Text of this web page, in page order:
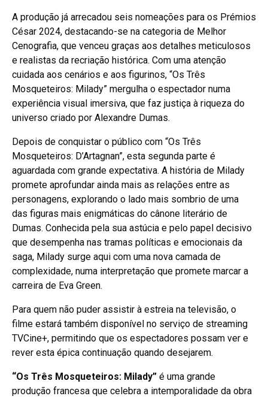
A produção já arrecadou seis nomeações para os Prémios
César 2024, destacando-se na categoria de Melhor
Cenografia, que venceu graças aos detalhes meticulosos
e realistas da recriação histórica. Com uma atenção
cuidada aos cenários e aos figurinos, “Os Três
Mosqueteiros: Milady” mergulha o espectador numa
experiência visual imersiva, que faz justiça à riqueza do
universo criado por Alexandre Dumas.
Depois de conquistar o público com “Os Três
Mosqueteiros: D’Artagnan”, esta segunda parte é
aguardada com grande expectativa. A história de Milady
promete aprofundar ainda mais as relações entre as
personagens, explorando o lado mais sombrio de uma
das figuras mais enigmáticas do cânone literário de
Dumas. Conhecida pela sua astúcia e pelo papel decisivo
que desempenha nas tramas políticas e emocionais da
saga, Milady surge aqui com uma nova camada de
complexidade, numa interpretação que promete marcar a
carreira de Eva Green.
Para quem não puder assistir à estreia na televisão, o
filme estará também disponível no serviço de streaming
TVCine+, permitindo que os espectadores possam ver e
rever esta épica continuação quando desejarem.
“Os Três Mosqueteiros: Milady” é uma grande
produção francesa que celebra a intemporalidade da obra